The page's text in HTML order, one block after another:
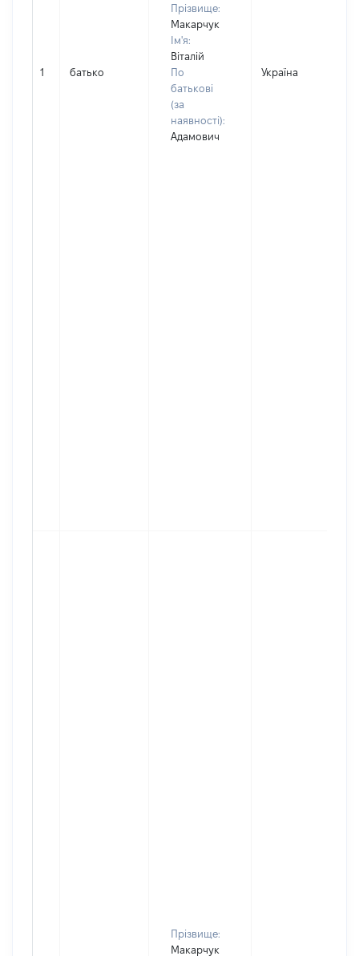
1 батько
Прізвище:
Макарчук
Ім'я:
Віталій
По
батькові
(за
наявності):
Адамович
Україна
Прізвище:
Макарчук